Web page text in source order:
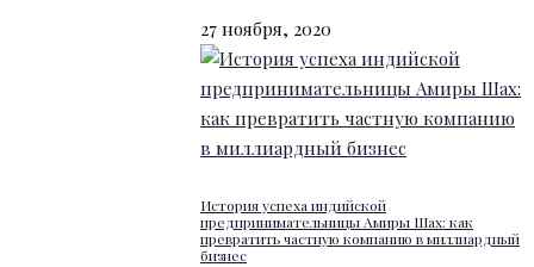
27 ноября, 2020
История успеха индийской
предпринимательницы Амиры Шах: как
превратить частную компанию в миллиардный
бизнес